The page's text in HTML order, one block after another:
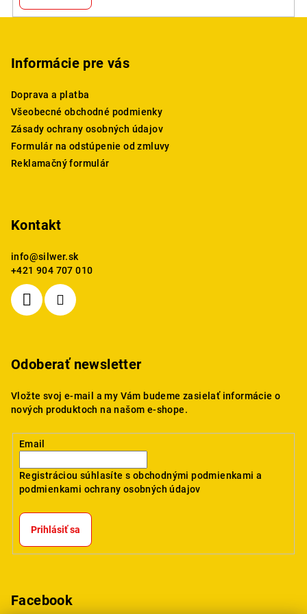
Informácie pre vás
Doprava a platba
Všeobecné obchodné podmienky
Zásady ochrany osobných údajov
Formulár na odstúpenie od zmluvy
Reklamačný formulár
Kontakt
info@silwer.sk
+421 904 707 010
Odoberať newsletter
Vložte svoj e-mail a my Vám budeme zasielať informácie o
nových produktoch na našom e-shope.
Email
Registráciou súhlasíte s obchodnými podmienkami a
podmienkami ochrany osobných údajov
Prihlásiť sa
Facebook